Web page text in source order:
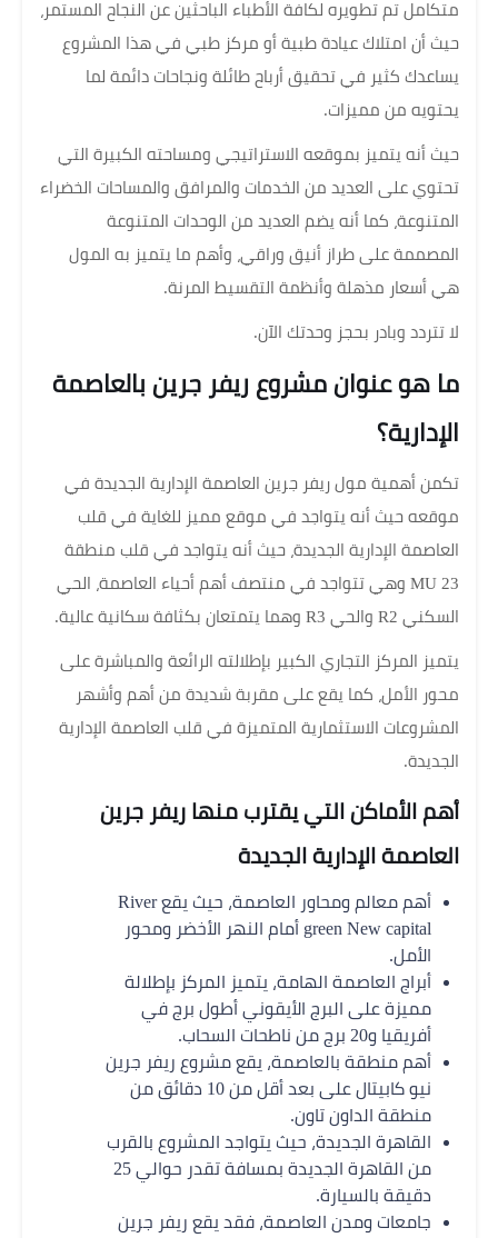
متكامل تم تطويره لكافة الأطباء الباحثين عن النجاح المستمر،
حيث أن امتلاك عيادة طبية أو مركز طبي في هذا المشروع
يساعدك كثير في تحقيق أرباح طائلة ونجاحات دائمة لما
يحتويه من مميزات.
حيث أنه يتميز بموقعه الاستراتيجي ومساحته الكبيرة التي
تحتوي على العديد من الخدمات والمرافق والمساحات الخضراء
المتنوعة، كما أنه يضم العديد من الوحدات المتنوعة
المصممة على طراز أنيق وراقي، وأهم ما يتميز به المول
هي أسعار مذهلة وأنظمة التقسيط المرنة.
لا تتردد وبادر بحجز وحدتك الآن.
ما هو عنوان مشروع ريفر جرين بالعاصمة
الإدارية؟
تكمن أهمية مول ريفر جرين العاصمة الإدارية الجديدة في
موقعه حيث أنه يتواجد في موقع مميز للغاية في قلب
العاصمة الإدارية الجديدة، حيث أنه يتواجد في قلب منطقة
MU 23 وهي تتواجد في منتصف أهم أحياء العاصمة، الحي
السكني R2 والحي R3 وهما يتمتعان بكثافة سكانية عالية.
يتميز المركز التجاري الكبير بإطلالته الرائعة والمباشرة على
محور الأمل، كما يقع على مقربة شديدة من أهم وأشهر
المشروعات الاستثمارية المتميزة في قلب العاصمة الإدارية
الجديدة.
أهم الأماكن التي يقترب منها ريفر جرين
العاصمة الإدارية الجديدة
أهم معالم ومحاور العاصمة، حيث يقع River
green New capital أمام النهر الأخضر ومحور
الأمل.
أبراج العاصمة الهامة، يتميز المركز بإطلالة
مميزة على البرج الأيقوني أطول برج في
أفريقيا و20 برج من ناطحات السحاب.
أهم منطقة بالعاصمة، يقع مشروع ريفر جرين
نيو كابيتال على بعد أقل من 10 دقائق من
منطقة الداون تاون.
القاهرة الجديدة، حيث يتواجد المشروع بالقرب
من القاهرة الجديدة بمسافة تقدر حوالي 25
دقيقة بالسيارة.
جامعات ومدن العاصمة، فقد يقع ريفر جرين